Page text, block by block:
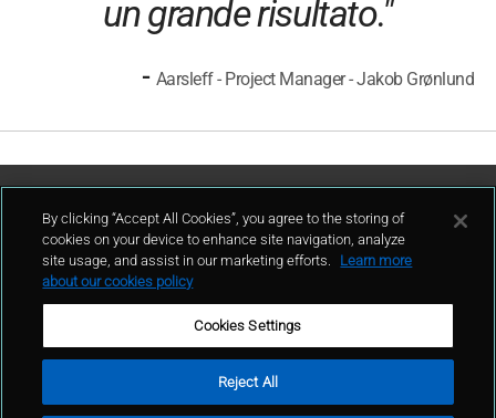
un grande risultato."
- Aarsleff - Project Manager - Jakob Grønlund
Contattaci
contatto
Condizioni d'uso
Politica sulla privacy
By clicking “Accept All Cookies”, you agree to the storing of
cookies on your device to enhance site navigation, analyze
site usage, and assist in our marketing efforts.
Learn more
about our cookies policy
Cookies Settings
Reject All